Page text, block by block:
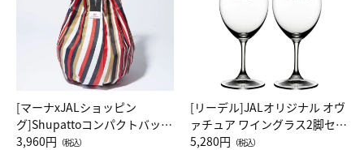
[マーナxJALショッピン
グ]Shupattoコンパクトバッグ
Drop JAL客室乗務員（LC）ス
3,960円 （税込）
[リーデル]JALオリジナル オヴ
ァチュア ワイングラス2脚セッ
ト（レッドワイン）
5,280円 （税込）